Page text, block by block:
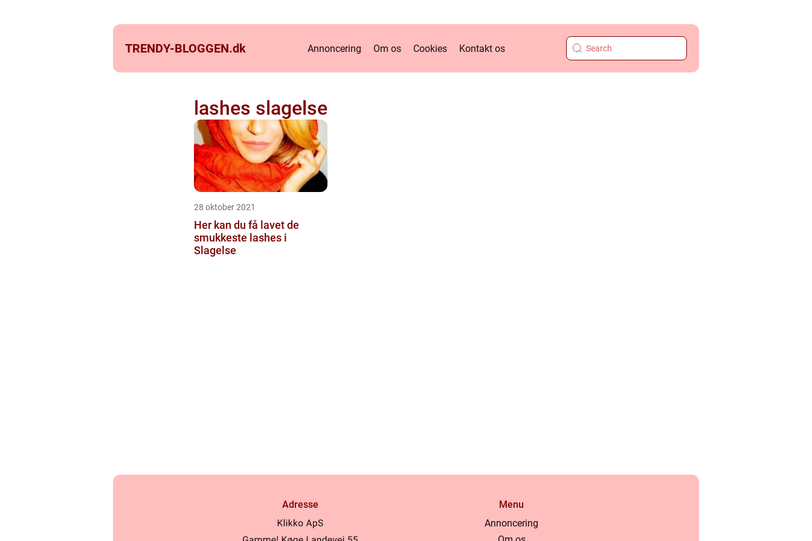
TRENDY-BLOGGEN.dk Annoncering Om os Cookies Kontakt os
lashes slagelse
28 oktober 2021
Her kan du få lavet de
smukkeste lashes i
Slagelse
Adresse
Menu
Annoncering